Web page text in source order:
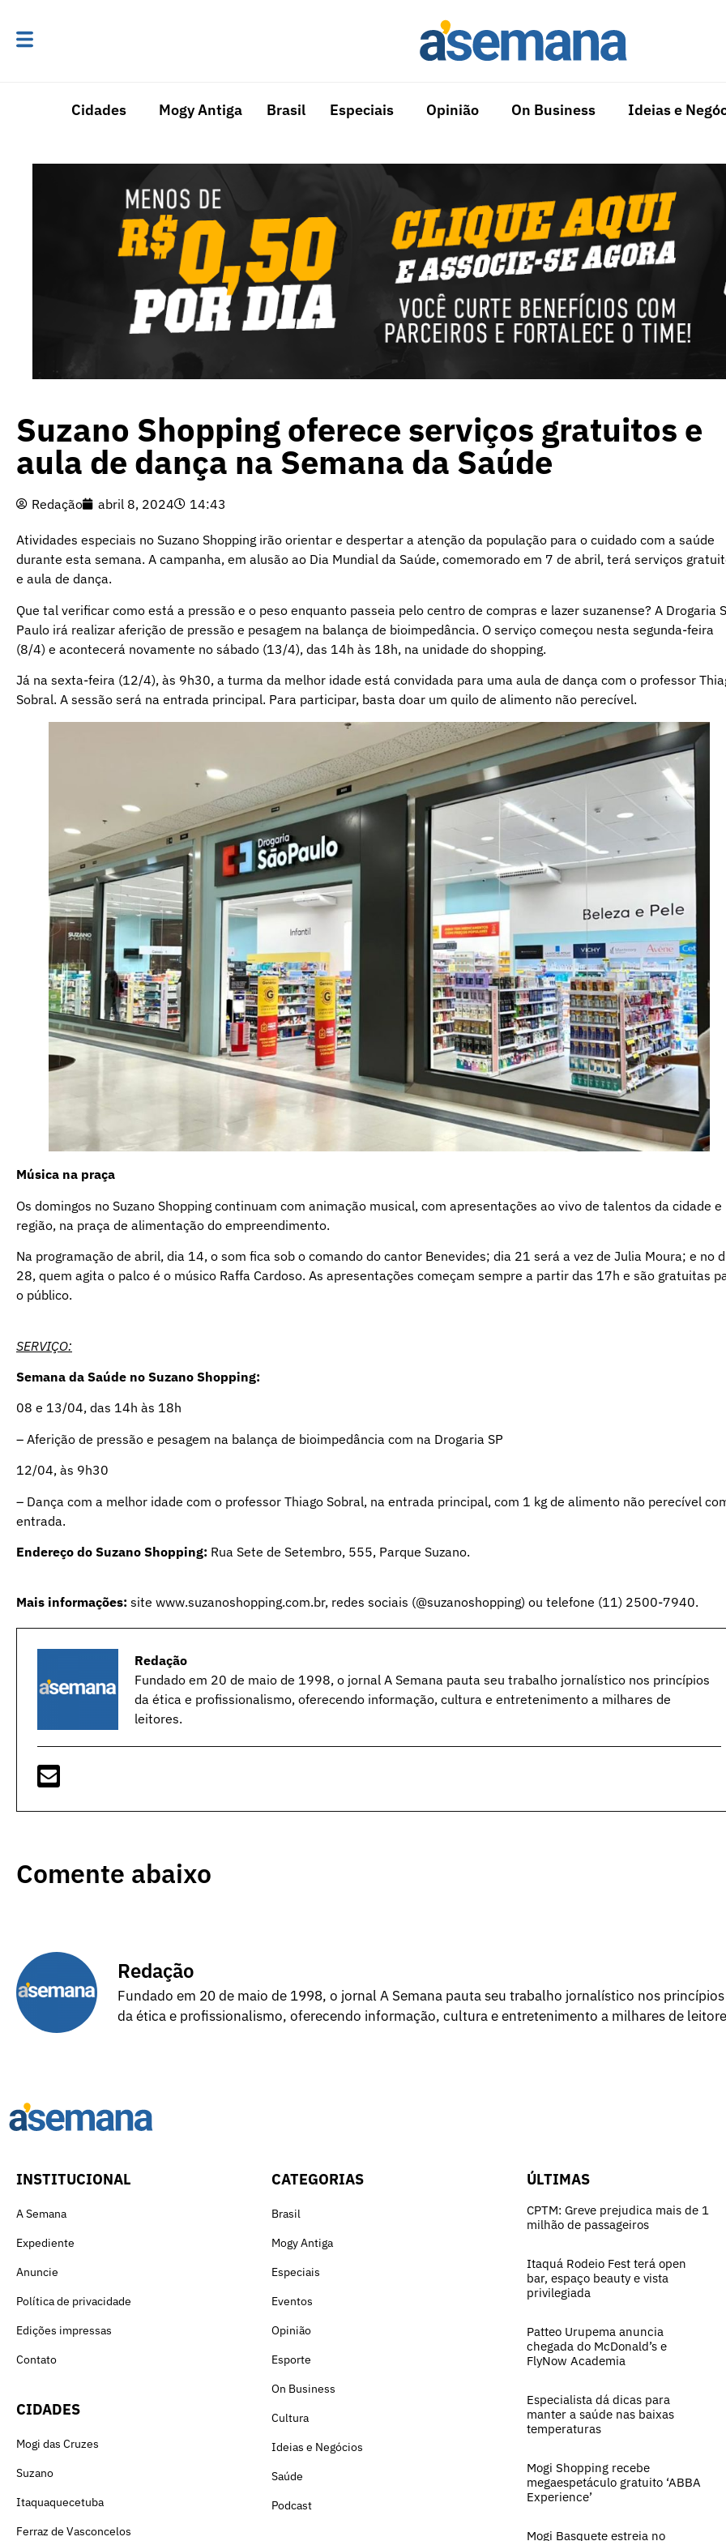
Cidades Mogy Antiga Brasil Especiais Opinião On Business Ideias e
Suzano Shopping oferece serviços gratuitos e
aula de dança na Semana da Saúde
Redação abril 8, 2024 14:43
Atividades especiais no Suzano Shopping irão orientar e despertar a atenção da população para o cuidado com a saúde
durante esta semana. A campanha, em alusão ao Dia Mundial da Saúde, comemorado em 7 de abril, terá serviços
e aula de dança.
Que tal verificar como está a pressão e o peso enquanto passeia pelo centro de compras e lazer suzanense? A Drogaria
Paulo irá realizar aferição de pressão e pesagem na balança de bioimpedância. O serviço começou nesta segunda-feira
(8/4) e acontecerá novamente no sábado (13/4), das 14h às 18h, na unidade do shopping.
Já na sexta-feira (12/4), às 9h30, a turma da melhor idade está convidada para uma aula de dança com o professor
Sobral. A sessão será na entrada principal. Para participar, basta doar um quilo de alimento não perecível.
Música na praça
Os domingos no Suzano Shopping continuam com animação musical, com apresentações ao vivo de talentos da cidade e
região, na praça de alimentação do empreendimento.
Na programação de abril, dia 14, o som fica sob o comando do cantor Benevides; dia 21 será a vez de Julia Moura; e no
28, quem agita o palco é o músico Raffa Cardoso. As apresentações começam sempre a partir das 17h e são gratuitas
o público.
SERVIÇO:
Semana da Saúde no Suzano Shopping:
08 e 13/04, das 14h às 18h
– Aferição de pressão e pesagem na balança de bioimpedância com na Drogaria SP
12/04, às 9h30
– Dança com a melhor idade com o professor Thiago Sobral, na entrada principal, com 1 kg de alimento não perecível
entrada.
Endereço do Suzano Shopping: Rua Sete de Setembro, 555, Parque Suzano.
Mais informações: site www.suzanoshopping.com.br, redes sociais (@suzanoshopping) ou telefone (11) 2500-7940.
Redação
Fundado em 20 de maio de 1998, o jornal A Semana pauta seu trabalho jornalístico nos princípios
da ética e profissionalismo, oferecendo informação, cultura e entretenimento a milhares de
leitores.
Comente abaixo
Redação
Fundado em 20 de maio de 1998, o jornal A Semana pauta seu trabalho jornalístico nos princípios
da ética e profissionalismo, oferecendo informação, cultura e entretenimento a milhares de
INSTITUCIONAL
A Semana
Expediente
Anuncie
Política de privacidade
Edições impressas
Contato
CIDADES
Mogi das Cruzes
Suzano
Itaquaquecetuba
Ferraz de Vasconcelos
CATEGORIAS
Brasil
Mogy Antiga
Especiais
Eventos
Opinião
Esporte
On Business
Cultura
Ideias e Negócios
Saúde
Podcast
ÚLTIMAS
CPTM: Greve prejudica mais de 1
milhão de passageiros
Itaquá Rodeio Fest terá open
bar, espaço beauty e vista
privilegiada
Patteo Urupema anuncia
chegada do McDonald’s e
FlyNow Academia
Especialista dá dicas para
manter a saúde nas baixas
temperaturas
Mogi Shopping recebe
megaespetáculo gratuito ‘ABBA
Experience’
Mogi Basquete estreia no